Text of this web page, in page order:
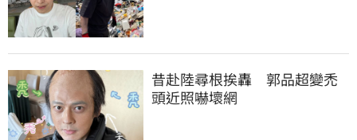
昔赴陸尋根挨轟　郭品超變禿
頭近照嚇壞網